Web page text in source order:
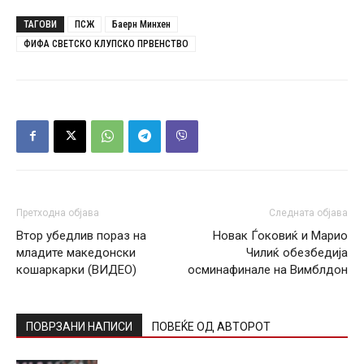
ТАГОВИ ПСЖ
Баерн Минхен
ФИФА СВЕТСКО КЛУПСКО ПРВЕНСТВО
Претходна објава
Втор убедлив пораз на
младите македонски
кошаркарки (ВИДЕО)
Следната објава
Новак Ѓоковиќ и Марио
Чилиќ обезбедија
осминафинале на Вимблдон
ПОВРЗАНИ НАПИСИ ПОВЕЌЕ ОД АВТОРОТ